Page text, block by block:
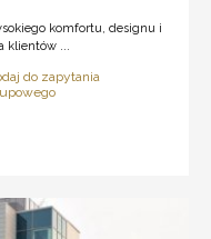
komfortu, designu i
klientów ...